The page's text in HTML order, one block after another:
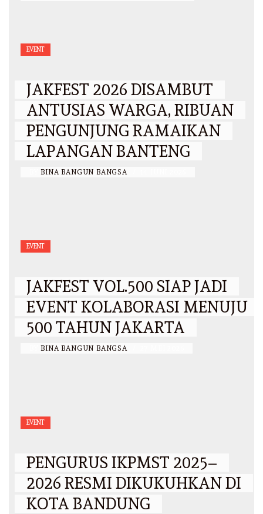
EVENT
JAKFEST 2026 DISAMBUT
ANTUSIAS WARGA, RIBUAN
PENGUNJUNG RAMAIKAN
LAPANGAN BANTENG
BINA BANGUN BANGSA
EVENT
JAKFEST VOL.500 SIAP JADI
EVENT KOLABORASI MENUJU
500 TAHUN JAKARTA
BINA BANGUN BANGSA
EVENT
PENGURUS IKPMST 2025–
2026 RESMI DIKUKUHKAN DI
KOTA BANDUNG